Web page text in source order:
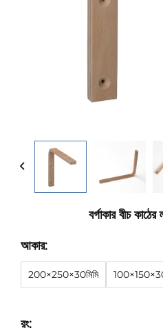
বর্গাকার বীচ কাঠের
আকার:
200×250×30মিমি
রং: